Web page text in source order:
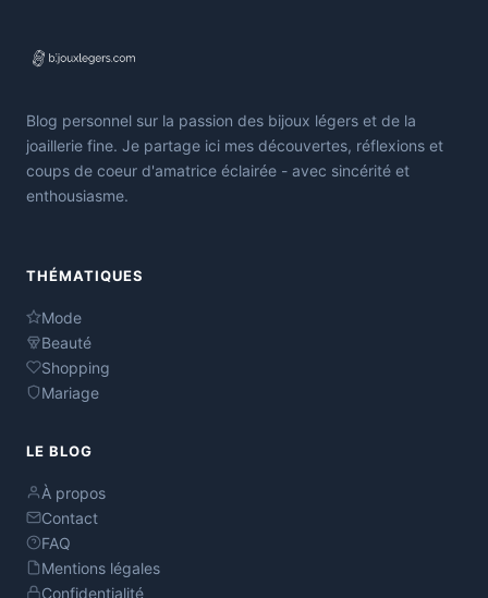
Blog personnel sur la passion des bijoux légers et de la
joaillerie fine. Je partage ici mes découvertes, réflexions et
coups de coeur d'amatrice éclairée - avec sincérité et
enthousiasme.
THÉMATIQUES
Mode
Beauté
Shopping
Mariage
LE BLOG
À propos
Contact
FAQ
Mentions légales
Confidentialité